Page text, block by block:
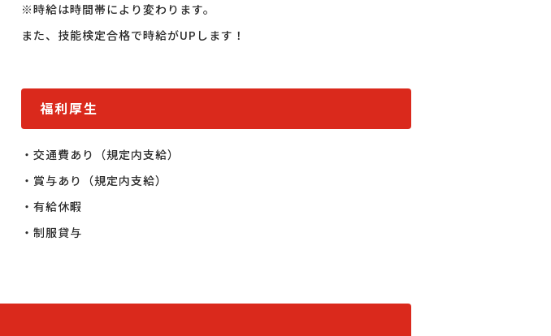
※時給は時間帯により変わります。
また、技能検定合格で時給がUPします！
福利厚生
・交通費あり（規定内支給）
・賞与あり（規定内支給）
・有給休暇
・制服貸与